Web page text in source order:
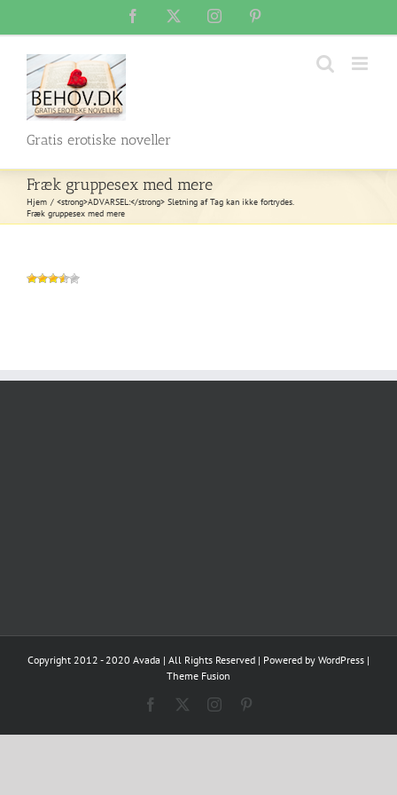
content
Facebook Instagram
Gratis erotiske noveller
Fræk gruppesex med mere
Hjem
<strong>ADVARSEL:</strong> Sletning af Tag kan ikke fortrydes.
Fræk gruppesex med mere
Copyright 2012 - 2020 Avada | All Rights Reserved | Powered by WordPress |
Theme Fusion
Facebook Instagram